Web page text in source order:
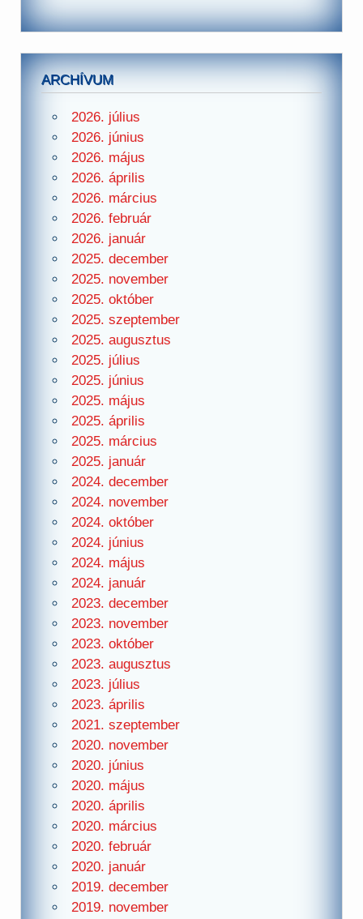
ARCHÍVUM
2026. július
2026. június
2026. május
2026. április
2026. március
2026. február
2026. január
2025. december
2025. november
2025. október
2025. szeptember
2025. augusztus
2025. július
2025. június
2025. május
2025. április
2025. március
2025. január
2024. december
2024. november
2024. október
2024. június
2024. május
2024. január
2023. december
2023. november
2023. október
2023. augusztus
2023. július
2023. április
2021. szeptember
2020. november
2020. június
2020. május
2020. április
2020. március
2020. február
2020. január
2019. december
2019. november